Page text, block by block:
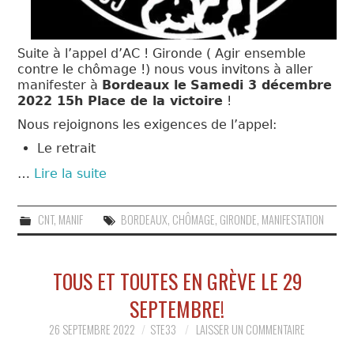
Suite à l’appel d’AC ! Gironde ( Agir ensemble
contre le chômage !) nous vous invitons à aller
manifester à Bordeaux le Samedi 3 décembre
2022 15h Place de la victoire !
Nous rejoignons les exigences de l’appel:
Le retrait
… Lire la suite
CNT, MANIF BORDEAUX, CHÔMAGE, GIRONDE, MANIFESTATION
TOUS ET TOUTES EN GRÈVE LE 29
SEPTEMBRE!
26 SEPTEMBRE 2022 STE33 LAISSER UN COMMENTAIRE